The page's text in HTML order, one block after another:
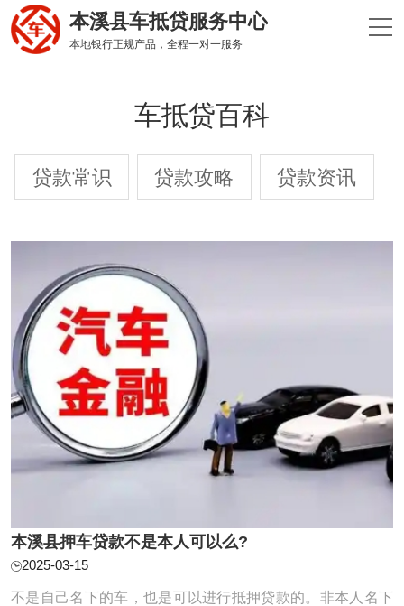
本溪县车抵贷服务中心
本地银行正规产品，全程一对一服务
车抵贷百科
贷款常识 贷款攻略 贷款资讯
本溪县押车贷款不是本人可以么?
2025-03-15
不是自己名下的车，也是可以进行抵押贷款的。非本人名下